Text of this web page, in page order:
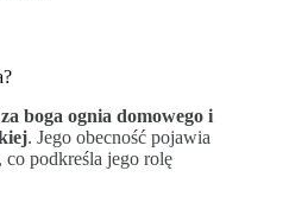
boga ognia domowego i
. Jego obecność pojawia
co podkreśla jego rolę